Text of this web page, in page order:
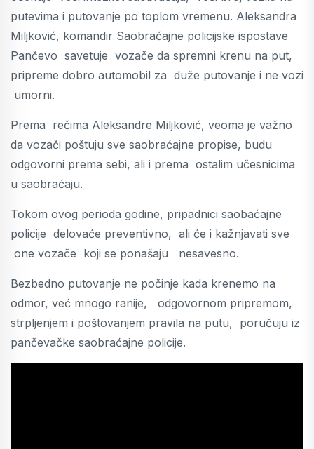
putevima i putovanje po toplom vremenu. Aleksandra
Miljković, komandir Saobraćajne policijske ispostave
Pančevo savetuje vozače da spremni krenu na put,
pripreme dobro automobil za duže putovanje i ne vozi
umorni.
Prema rečima Aleksandre Miljković, veoma je važno
da vozači poštuju sve saobraćajne propise, budu
odgovorni prema sebi, ali i prema ostalim učesnicima
u saobraćaju.
Tokom ovog perioda godine, pripadnici saobaćajne
policije delovaće preventivno, ali će i kažnjavati sve
one vozače koji se ponašaju nesavesno.
Bezbedno putovanje ne počinje kada krenemo na
odmor, već mnogo ranije, odgovornom pripremom,
strpljenjem i poštovanjem pravila na putu, poručuju iz
pančevačke saobraćajne policije.